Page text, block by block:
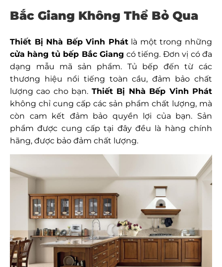
Bắc Giang Không Thể Bỏ Qua
Thiết Bị Nhà Bếp Vinh Phátlà một trong những
cửa hàng tủ bếp Bắc Giang có tiếng. Đơn vị có đa
dạng mẫu mã sản phẩm. Tủ bếp đến từ các
thương hiệu nổi tiếng toàn cầu, đảm bảo chất
lượng cao cho bạn. Thiết Bị Nhà Bếp Vinh Phát
không chỉ cung cấp các sản phẩm chất lượng, mà
còn cam kết đảm bảo quyền lợi của bạn. Sản
phẩm được cung cấp tại đây đều là hàng chính
hãng, được bảo đảm chất lượng.